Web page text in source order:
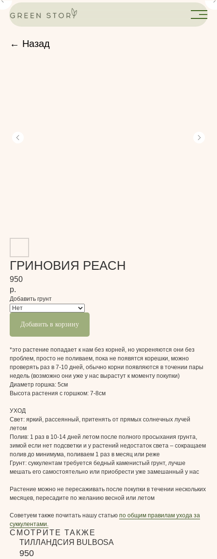
← Назад
ГРИНОВИЯ PEACH
950
р.
Добавить грунт
Добавить в корзину
*это растение попадает к нам без корней, но укореняются они без
проблем, просто не поливаем, пока не появятся корешки, можно
проверять раз в 7-10 дней, обычно корни появляются в точении пары
недель (возможно они уже у нас вырастут к моменту покупки)
Диаметр горшка: 5см
Высота растения с горшком: 7-8см
УХОД
Свет: яркий, рассеянный, притенять от прямых солнечных лучей
летом
Полив: 1 раз в 10-14 дней летом после полного просыхания грунта,
зимой если нет подсветки и у растений недостаток света – сокращаем
полив до минимума, поливаем 1 раз в месяц или реже
Грунт: суккулентам требуется бедный каменистый грунт, лучше
мешать его самостоятельно или приобрести уже замешанный у нас
Растение можно не пересаживать после покупки в течении нескольких
месяцев, пересадите по желанию весной или летом
Советуем также почитать нашу статью по общим правилам ухода за
суккулентами.
СМОТРИТЕ ТАКЖЕ
ТИЛЛАНДСИЯ BULBOSA
950